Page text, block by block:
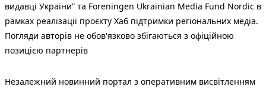
видавці України” та Foreningen Ukrainian Media Fund Nordic в
рамках реалізації проєкту Хаб підтримки регіональних медіа.
Погляди авторів не обов'язково збігаються з офіційною
позицією партнерів
Незалежний новинний портал з оперативним висвітленням